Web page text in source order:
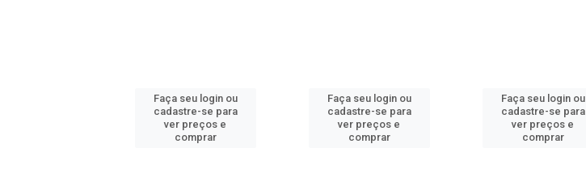
Faça seu login ou
cadastre-se para
ver preços e
comprar
Faça seu login ou
cadastre-se para
ver preços e
comprar
Faça seu login ou
cadastre-se para
ver preços e
comprar